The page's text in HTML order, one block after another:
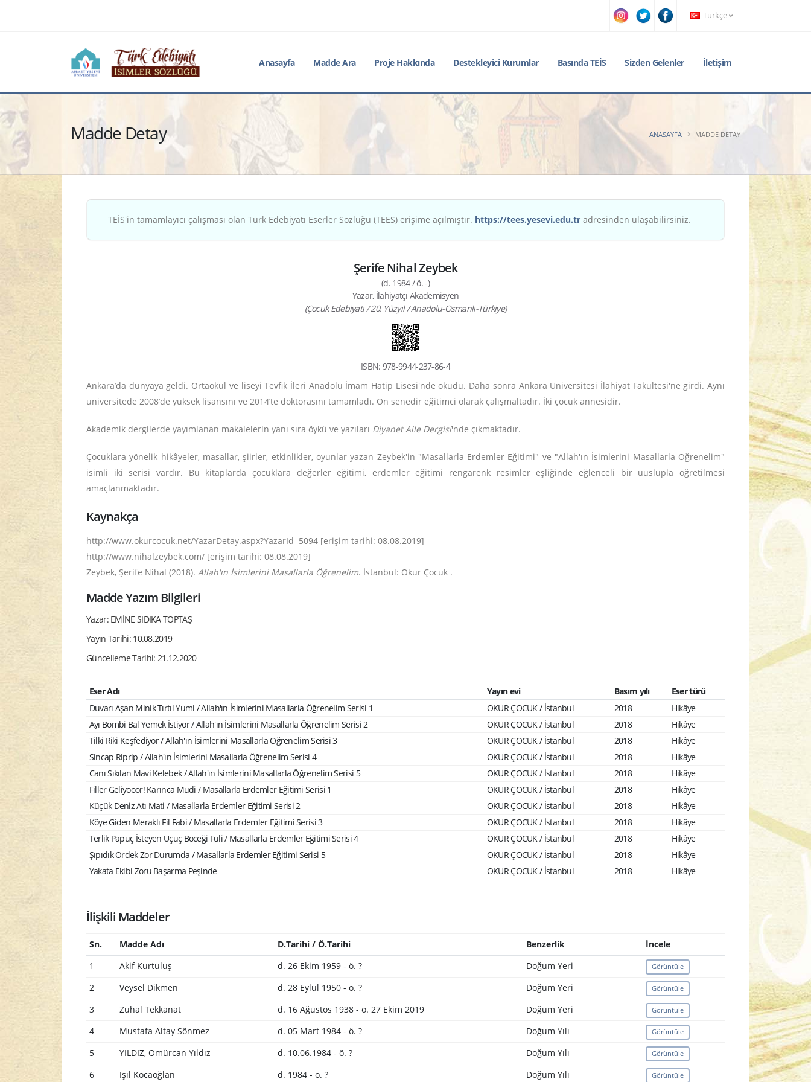
Türkçe
Anasayfa Madde Ara Proje Hakkında Destekleyici Kurumlar Basında TEİS Sizden Gelenler İletişim
Madde Detay ANASAYFA MADDE DETAY
TEİS'in tamamlayıcı çalışması olan Türk Edebiyatı Eserler Sözlüğü (TEES) erişime açılmıştır. https://tees.yesevi.edu.tr adresinden ulaşabilirsiniz.
Şerife Nihal Zeybek
(d. 1984 / ö. -)
Yazar, İlahiyatçı Akademisyen
(Çocuk Edebiyatı / 20. Yüzyıl / Anadolu-Osmanlı-Türkiye)
ISBN: 978-9944-237-86-4
Ankara’da dünyaya geldi. Ortaokul ve liseyi Tevfik İleri Anadolu İmam Hatip Lisesi'nde okudu. Daha sonra Ankara Üniversitesi İlahiyat Fakültesi'ne girdi. Aynı
üniversitede 2008’de yüksek lisansını ve 2014’te doktorasını tamamladı. On senedir eğitimci olarak çalışmaltadır. İki çocuk annesidir.
Akademik dergilerde yayımlanan makalelerin yanı sıra öykü ve yazıları Diyanet Aile Dergisi'nde çıkmaktadır.
Çocuklara yönelik hikâyeler, masallar, şiirler, etkinlikler, oyunlar yazan Zeybek'in "Masallarla Erdemler Eğitimi" ve "Allah'ın İsimlerini Masallarla Öğrenelim"
isimli iki serisi vardır. Bu kitaplarda çocuklara değerler eğitimi, erdemler eğitimi rengarenk resimler eşliğinde eğlenceli bir üüslupla öğretilmesi
amaçlanmaktadır.
Kaynakça
http://www.okurcocuk.net/YazarDetay.aspx?YazarId=5094 [erişim tarihi: 08.08.2019]
http://www.nihalzeybek.com/ [erişim tarihi: 08.08.2019]
Zeybek, Şerife Nihal (2018). Allah'ın İsimlerini Masallarla Öğrenelim. İstanbul: Okur Çocuk .
Madde Yazım Bilgileri
Yazar: EMİNE SIDIKA TOPTAŞ
Yayın Tarihi: 10.08.2019
Güncelleme Tarihi: 21.12.2020
Eser Adı Yayın evi Basım yılı
Eser türü
Duvarı Aşan Minik Tırtıl Yumi / Allah'ın İsimlerini Masallarla Öğrenelim Serisi 1
OKUR ÇOCUK / İstanbul 2018
Hikâye
Ayı Bombi Bal Yemek İstiyor / Allah'ın İsimlerini Masallarla Öğrenelim Serisi 2
OKUR ÇOCUK / İstanbul 2018
Hikâye
Tilki Riki Keşfediyor / Allah'ın İsimlerini Masallarla Öğrenelim Serisi 3
OKUR ÇOCUK / İstanbul 2018
Hikâye
Sincap Riprip / Allah'ın İsimlerini Masallarla Öğrenelim Serisi 4
OKUR ÇOCUK / İstanbul 2018
Hikâye
Canı Sıkılan Mavi Kelebek / Allah'ın İsimlerini Masallarla Öğrenelim Serisi 5
OKUR ÇOCUK / İstanbul 2018
Hikâye
Filler Geliyooor! Karınca Mudi / Masallarla Erdemler Eğitimi Serisi 1
OKUR ÇOCUK / İstanbul 2018
Hikâye
Küçük Deniz Atı Mati / Masallarla Erdemler Eğitimi Serisi 2
OKUR ÇOCUK / İstanbul 2018
Hikâye
Köye Giden Meraklı Fil Fabi / Masallarla Erdemler Eğitimi Serisi 3
OKUR ÇOCUK / İstanbul 2018
Hikâye
Terlik Papuç İsteyen Uçuç Böceği Fuli / Masallarla Erdemler Eğitimi Serisi 4
OKUR ÇOCUK / İstanbul 2018
Hikâye
Şıpıdık Ördek Zor Durumda / Masallarla Erdemler Eğitimi Serisi 5
OKUR ÇOCUK / İstanbul 2018
Hikâye
Yakata Ekibi Zoru Başarma Peşinde
OKUR ÇOCUK / İstanbul 2018 Hikâye
İlişkili Maddeler
Sn. Madde Adı D.Tarihi / Ö.Tarihi Benzerlik
İncele
1
Akif Kurtuluş d. 26 Ekim 1959 - ö. ? Doğum Yeri Görüntüle
2 Veysel Dikmen d. 28 Eylül 1950 - ö. ? Doğum Yeri Görüntüle
3 Zuhal Tekkanat d. 16 Ağustos 1938 - ö. 27 Ekim 2019 Doğum Yeri Görüntüle
4 Mustafa Altay Sönmez d. 05 Mart 1984 - ö. ? Doğum Yılı Görüntüle
5 YILDIZ, Ömürcan Yıldız d. 10.06.1984 - ö. ? Doğum Yılı Görüntüle
6 Işıl Kocaoğlan d. 1984 - ö. ? Doğum Yılı Görüntüle